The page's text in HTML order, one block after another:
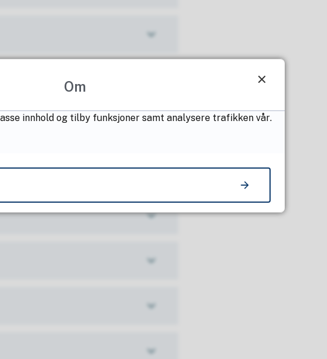
Om
innhold og tilby funksjoner samt analysere trafikken vår.